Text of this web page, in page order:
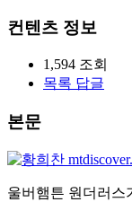
컨텐츠 정보
1,594 조회
목록 답글
본문
울버햄튼 원더러스